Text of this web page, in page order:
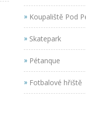
»Koupaliště Pod
»Skatepark
»Pétanque
»Fotbalové hřiště